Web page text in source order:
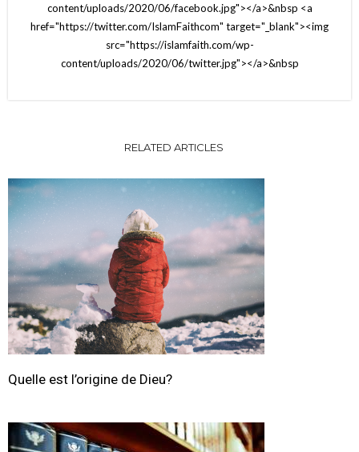
content/uploads/2020/06/facebook.jpg"></a>&nbsp <a
href="https://twitter.com/IslamFaithcom" target="_blank"><img
src="https://islamfaith.com/wp-
content/uploads/2020/06/twitter.jpg"></a>&nbsp
RELATED ARTICLES
Quelle est l’origine de Dieu?